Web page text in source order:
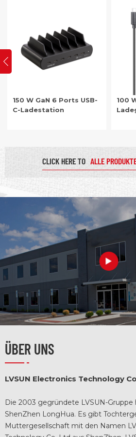
sich die PD3.0-Mehrport-Ladegeräte mit 2
schnelles Laden – ideal für Zuhause,
100 W schnelles USB-C-
Ladegerät
140
C
• PD
•
CLICK HERE TO ALLE
ÜBER UNS
LVSUN Electronics Technology
Die 2003 gegründete LVSUN-
ShenZhen LongHua. Es gibt
Muttergesellschaft mit den Namen